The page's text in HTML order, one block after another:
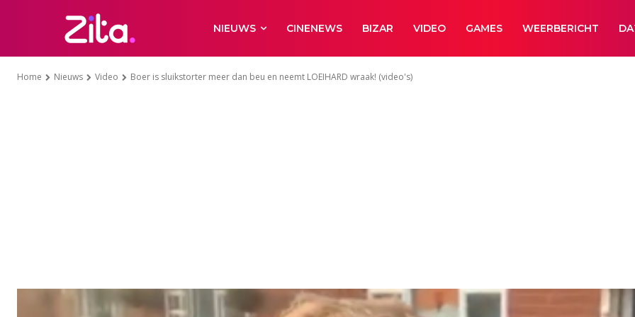
NIEUWS CINENEWS BIZAR VIDEO GAMES WEERBERICHT
Home Nieuws Video Boer is sluikstorter meer dan beu en neemt LOEIHARD wraak! (video's)